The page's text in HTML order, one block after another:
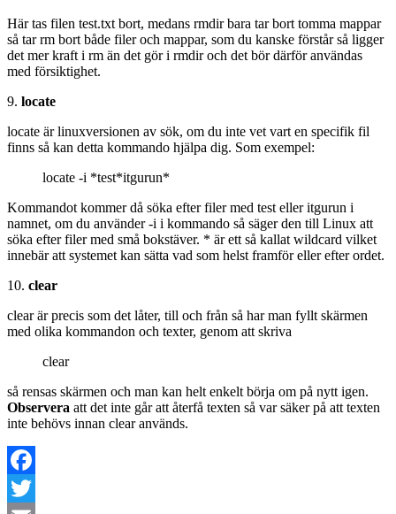
Här tas filen test.txt bort, medans rmdir bara tar bort tomma mappar
så tar rm bort både filer och mappar, som du kanske förstår så ligger
det mer kraft i rm än det gör i rmdir och det bör därför användas
med försiktighet.
9. locate
locate är linuxversionen av sök, om du inte vet vart en specifik fil
finns så kan detta kommando hjälpa dig. Som exempel:
locate -i *test*itgurun*
Kommandot kommer då söka efter filer med test eller itgurun i
namnet, om du använder -i i kommando så säger den till Linux att
söka efter filer med små bokstäver. * är ett så kallat wildcard vilket
innebär att systemet kan sätta vad som helst framför eller efter ordet.
10. clear
clear är precis som det låter, till och från så har man fyllt skärmen
med olika kommandon och texter, genom att skriva
clear
så rensas skärmen och man kan helt enkelt börja om på nytt igen.
Observera att det inte går att återfå texten så var säker på att texten
inte behövs innan clear används.
Facebook